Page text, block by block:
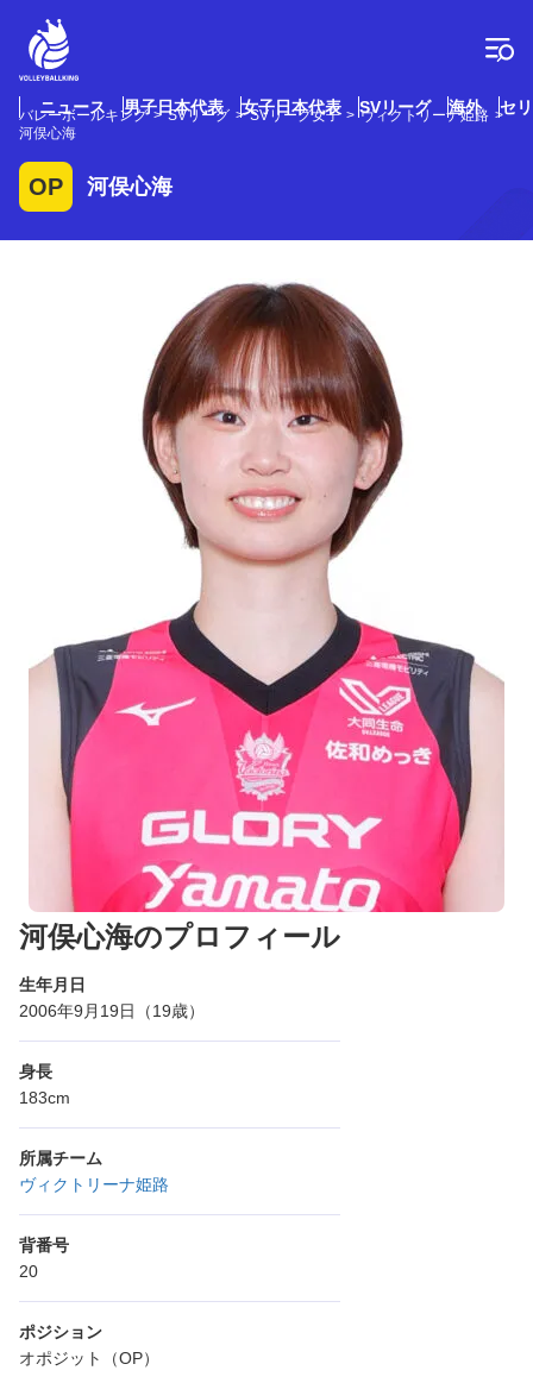
ニュース 男子日本代表 女子日本代表 SVリーグ 海外 セ
バレーボールキング SVリーグ SVリーグ女子
ヴィクトリーナ姫路
河俣心海
OP 河俣心海
河俣心海のプロフィール
生年月日
2006年9月19日（19歳）
身長
183cm
所属チーム
ヴィクトリーナ姫路
背番号
20
ポジション
オポジット（OP）